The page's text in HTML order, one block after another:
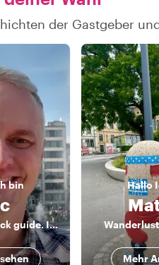
der Gastgeber
bin
Your off the track guide. I will be happy to meet you !
Hallo
Mehr